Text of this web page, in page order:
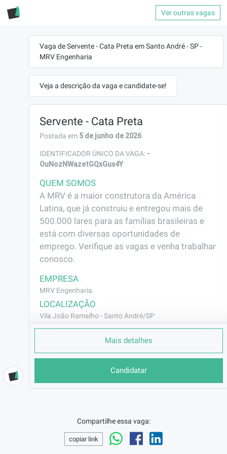
Ver outras vagas
Vaga de Servente - Cata Preta em Santo André - SP -
MRV Engenharia
Veja a descrição da vaga e candidate-se!
Servente - Cata Preta
Postada em 5 de junho de 2026
IDENTIFICADOR ÚNICO DA VAGA: -
OuNozNWazetGQxGus4Y
QUEM SOMOS
A MRV é a maior construtora da América
Latina, que já construiu e entregou mais de
500.000 lares para as famílias brasileiras e
está com diversas oportunidades de
emprego. Verifique as vagas e venha trabalhar
conosco.
EMPRESA
MRV Engenharia
LOCALIZAÇÃO
Vila João Ramalho - Santo André/SP
REMUNERAÇÃO
VAGA AFIRMATIVA
Construção Civil
BENEFÍCIOS
Candidatar
Mais detalhes
Compartilhe essa vaga:
copiar link